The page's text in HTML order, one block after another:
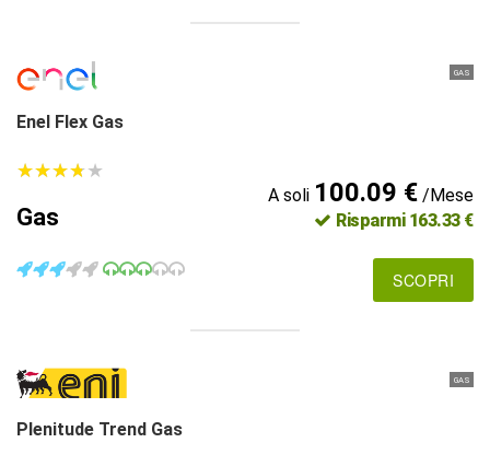
GAS
Enel Flex Gas
★★★★★
★★★★★
Gas
A soli 100.09 €/Mese
Risparmi 163.33 €
SCOPRI
GAS
Plenitude Trend Gas